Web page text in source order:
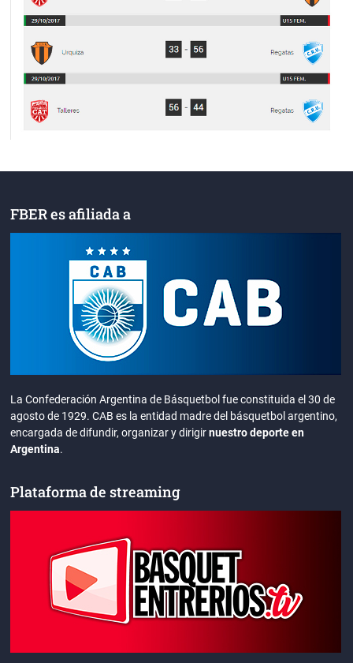
FBER es afiliada a
La Confederación Argentina de Básquetbol fue constituida el 30 de
agosto de 1929. CAB es la entidad madre del básquetbol argentino,
encargada de difundir, organizar y dirigirnuestro deporte en
Argentina.
Plataforma de streaming